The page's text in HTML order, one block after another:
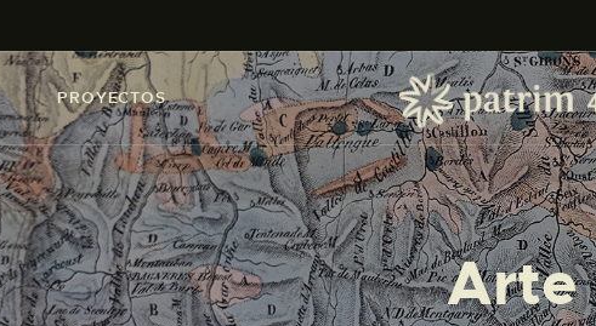
PROYECTOS
Arte
PYRENOTECA
PROYECTOS
LA RED
CONTACTO